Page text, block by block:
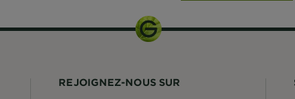
REJOIGNEZ-NOUS SUR